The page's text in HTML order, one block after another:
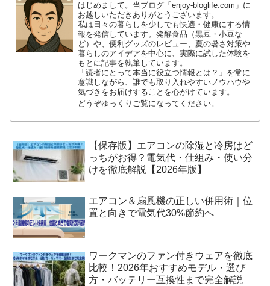
はじめまして。当ブログ「enjoy-bloglife.com」に
お越しいただきありがとうございます。
私は日々の暮らしを少しでも快適・健康にする情
報を発信しています。発酵食品（黒豆・小豆な
ど）や、便利グッズのレビュー、夏の暑さ対策や
暮らしのアイデアを中心に、実際に試した体験を
もとに記事を執筆しています。
「読者にとって本当に役立つ情報とは？」を常に
意識しながら、誰でも取り入れやすいノウハウや
気づきをお届けすることを心がけています。
どうぞゆっくりご覧になってください。
【保存版】エアコンの除湿と冷房はど
っちがお得？電気代・仕組み・使い分
けを徹底解説【2026年版】
エアコン＆扇風機の正しい併用術｜位
置と向きで電気代30%節約へ
ワークマンのファン付きウェアを徹底
比較！2026年おすすめモデル・選び
方・バッテリー互換性まで完全解説